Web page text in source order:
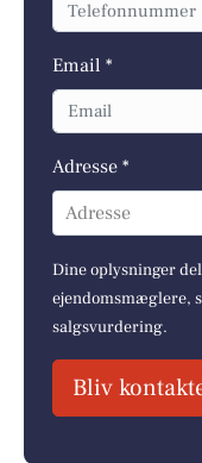
Email *
Adresse *
Adresse
Dine oplysninger
ejendomsmæglere,
salgsvurdering.
Bliv